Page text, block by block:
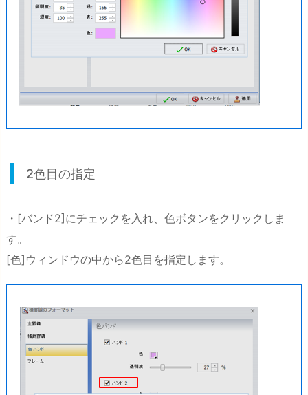
2色目の指定
・[バンド2]にチェックを入れ、色ボタンをクリックしま
す。
[色]ウィンドウの中から2色目を指定します。